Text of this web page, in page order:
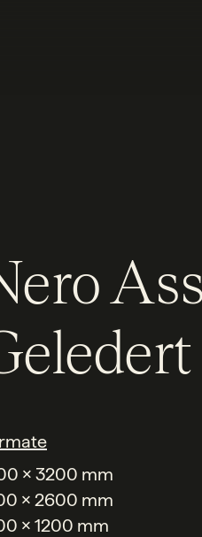
x 3200 mm
x 2600 mm
x 1200 mm